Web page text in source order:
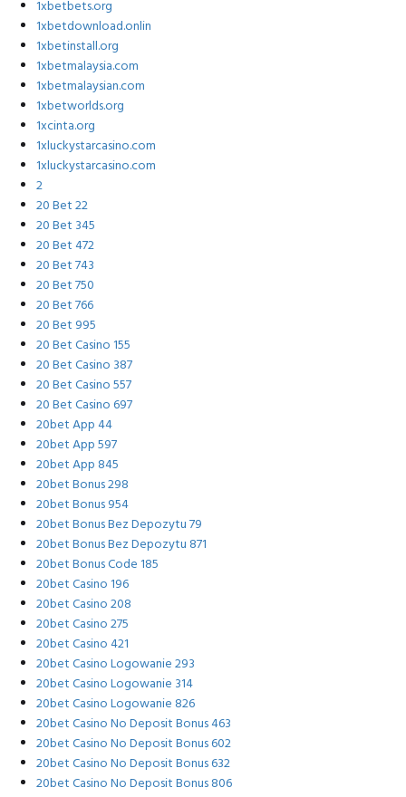
1xbetbets.org
1xbetdownload.onlin
1xbetinstall.org
1xbetmalaysia.com
1xbetmalaysian.com
1xbetworlds.org
1xcinta.org
1xluckystarcasino.com
1xluckystarcasino.com
2
20 Bet 22
20 Bet 345
20 Bet 472
20 Bet 743
20 Bet 750
20 Bet 766
20 Bet 995
20 Bet Casino 155
20 Bet Casino 387
20 Bet Casino 557
20 Bet Casino 697
20bet App 44
20bet App 597
20bet App 845
20bet Bonus 298
20bet Bonus 954
20bet Bonus Bez Depozytu 79
20bet Bonus Bez Depozytu 871
20bet Bonus Code 185
20bet Casino 196
20bet Casino 208
20bet Casino 275
20bet Casino 421
20bet Casino Logowanie 293
20bet Casino Logowanie 314
20bet Casino Logowanie 826
20bet Casino No Deposit Bonus 463
20bet Casino No Deposit Bonus 602
20bet Casino No Deposit Bonus 632
20bet Casino No Deposit Bonus 806